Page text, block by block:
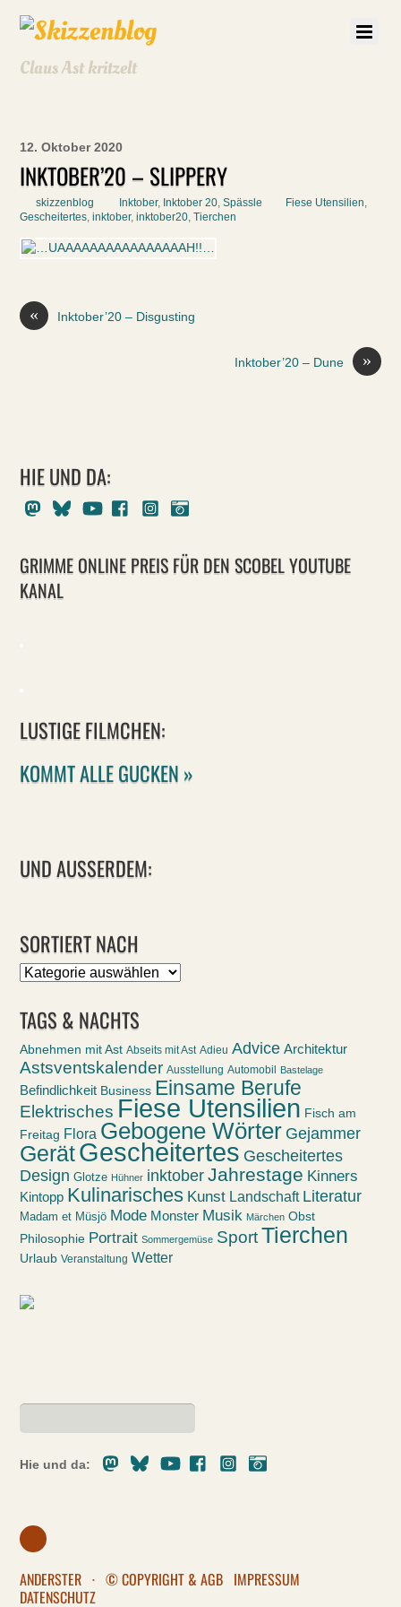
Claus Ast kritzelt
12. Oktober 2020
INKTOBER’20 – SLIPPERY
skizzenblog Inktober, Inktober 20,Spässle Fiese Utensilien,
Gescheitertes,inktober,inktober20,Tierchen
« Inktober’20 – Disgusting
»
Inktober’20 – Dune
HIE UND DA:
MastodonBlueskyYoutubeFacebookInstagram
GRIMME ONLINE PREIS FÜR DEN SCOBEL YOUTUBE
KANAL
LUSTIGE FILMCHEN:
KOMMT ALLE GUCKEN »
UND AUSSERDEM:
SORTIERT NACH
Sortiert
TAGS & NACHTS
Abnehmen mit Ast Abseits mit Ast Adieu Advice Architektur
Astsventskalender Ausstellung Automobil Bastelage
Befindlichkeit Business Einsame Berufe
Elektrisches Fiese Utensilien Fisch am
Freitag Flora Gebogene Wörter Gejammer
GerätGescheitertes Gescheitertes
Design Glotze Hühner inktober Jahrestage Kinners
Kintopp Kulinarisches Kunst Landschaft Literatur
Madam et Müsjö Mode Monster Musik Märchen Obst
Philosophie Portrait Sommergemüse SportTierchen
Urlaub Veranstaltung Wetter
Hie und da:
MastodonBlueskyYoutubeFacebookInstagram
ANDERSTER · © COPYRIGHT & AGB IMPRESSUM
DATENSCHUTZ